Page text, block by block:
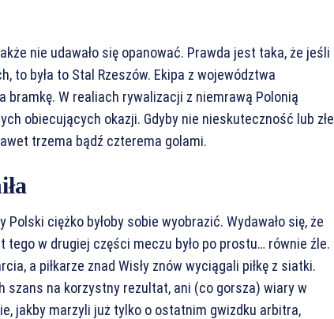
nie udawało się opanować. Prawda jest taka, że jeśli
to była to Stal Rzeszów. Ekipa z województwa
bramkę. W realiach rywalizacji z niemrawą Polonią
obiecujących okazji. Gdyby nie nieskuteczność lub złe
trzema bądź czterema golami.
ciężko byłoby sobie wyobrazić. Wydawało się, że
w drugiej części meczu było po prostu… równie źle.
a piłkarze znad Wisły znów wyciągali piłkę z siatki.
na korzystny rezultat, ani (co gorsza) wiary w
jakby marzyli już tylko o ostatnim gwizdku arbitra,